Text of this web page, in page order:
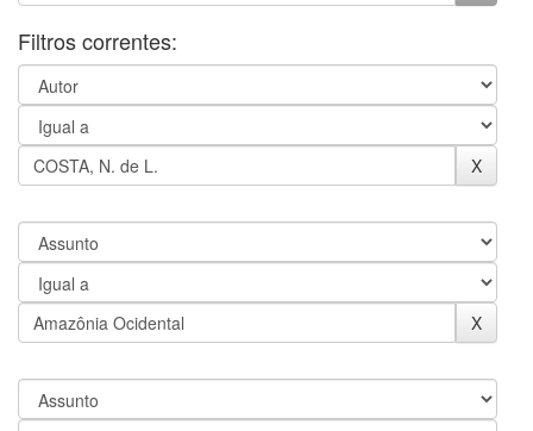
Filtros correntes: